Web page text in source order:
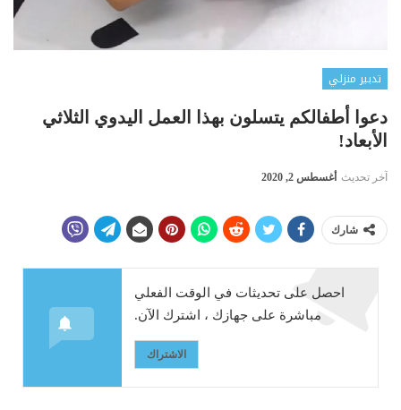
تدبير منزلي
دعوا أطفالكم يتسلون بهذا العمل اليدوي الثلاثي
الأبعاد!
آخر تحديث أغسطس 2, 2020
شارك
احصل على تحديثات في الوقت الفعلي
مباشرة على جهازك ، اشترك الآن.
الاشتراك